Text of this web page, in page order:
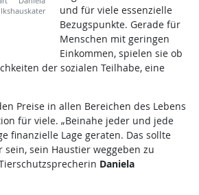
und für viele essenzielle
Bezugspunkte. Gerade für
Menschen mit geringen
Einkommen, spielen sie ob
der sozialen Teilhabe, eine
Preise in allen Bereichen des Lebens
für viele. „Beinahe jeder und jede
finanzielle Lage geraten. Das sollte
sein Haustier weggeben zu
Daniela